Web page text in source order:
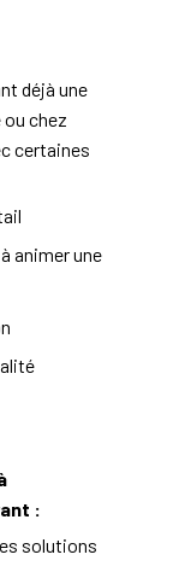
déjà une
chez
certaines
animer une
:
solutions